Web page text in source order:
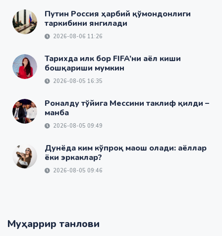
Путин Россия ҳарбий қўмондонлиги
таркибини янгилади
2026-08-06 11:26
Тарихда илк бор FIFA’ни аёл киши
бошқариши мумкин
2026-08-05 16:35
Роналду тўйига Мессини таклиф қилди –
манба
2026-08-05 09:49
Дунёда ким кўпроқ маош олади: аёллар
ёки эркаклар?
2026-08-05 09:46
Муҳаррир танлови